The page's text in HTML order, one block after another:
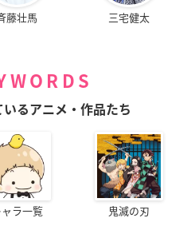
藤壮馬 三宅健太
るアニメ・作品たち
ラ一覧 鬼滅の刃